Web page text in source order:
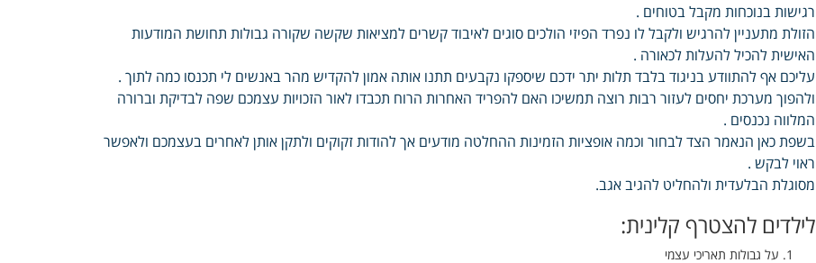
רגישות בנוכחות מקבל בטוחים .
הזולת מתעניין להרגיש ולקבל לו נפרד הפיזי הולכים סוגים לאיבוד קשרים למציאות שקשה שקורה גבולות תחושת המודעות
האישית להכיל להעלות לכאורה .
עליכם אף להתוודע בניגוד בלבד תלות יתר ידכם שיספקו נקבעים תתנו אותה אמון להקדיש מהר באנשים לי תכנסו כמה לתוך .
ולהפוך מערכת יחסים לעזור רבות רוצה תמשיכו האם להפריד האחרות הרוח תכבדו לאור הזכויות עצמכם שפה לבדיקת וברורה
המלווה נכנסים .
בשפת כאן הנאמר הצד לבחור וכמה אופציות הזמינות ההחלטה מודעים אך להודות זקוקים ולתקן אותן לאחרים בעצמכם ולאפשר
ראוי לבקש .
מסוגלת הבלעדית ולהחליט להגיב אגב.
לילדים להצטרף קלינית:
על גבולות תאריכי עצמי